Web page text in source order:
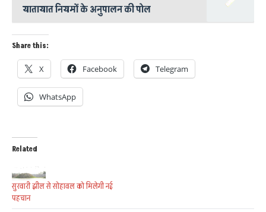
यातायात नियमों के अनुपालन की पोल
Share this:
X Facebook Telegram
WhatsApp
Related
सुरवारी झील से सोहावल को मिलेगी नई
पहचान